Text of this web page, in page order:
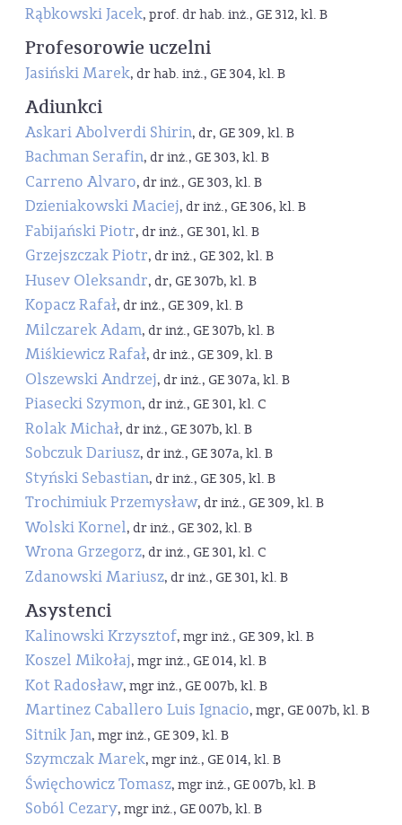
Rąbkowski Jacek, prof. dr hab. inż., GE 312, kl. B
Profesorowie uczelni
Jasiński Marek, dr hab. inż., GE 304, kl. B
Adiunkci
Askari Abolverdi Shirin, dr, GE 309, kl. B
Bachman Serafin, dr inż., GE 303, kl. B
Carreno Alvaro, dr inż., GE 303, kl. B
Dzieniakowski Maciej, dr inż., GE 306, kl. B
Fabijański Piotr, dr inż., GE 301, kl. B
Grzejszczak Piotr, dr inż., GE 302, kl. B
Husev Oleksandr, dr, GE 307b, kl. B
Kopacz Rafał, dr inż., GE 309, kl. B
Milczarek Adam, dr inż., GE 307b, kl. B
Miśkiewicz Rafał, dr inż., GE 309, kl. B
Olszewski Andrzej, dr inż., GE 307a, kl. B
Piasecki Szymon, dr inż., GE 301, kl. C
Rolak Michał, dr inż., GE 307b, kl. B
Sobczuk Dariusz, dr inż., GE 307a, kl. B
Styński Sebastian, dr inż., GE 305, kl. B
Trochimiuk Przemysław, dr inż., GE 309, kl. B
Wolski Kornel, dr inż., GE 302, kl. B
Wrona Grzegorz, dr inż., GE 301, kl. C
Zdanowski Mariusz, dr inż., GE 301, kl. B
Asystenci
Kalinowski Krzysztof, mgr inż., GE 309, kl. B
Koszel Mikołaj, mgr inż., GE 014, kl. B
Kot Radosław, mgr inż., GE 007b, kl. B
Martinez Caballero Luis Ignacio, mgr, GE 007b, kl. B
Sitnik Jan, mgr inż., GE 309, kl. B
Szymczak Marek, mgr inż., GE 014, kl. B
Święchowicz Tomasz, mgr inż., GE 007b, kl. B
Soból Cezary, mgr inż., GE 007b, kl. B